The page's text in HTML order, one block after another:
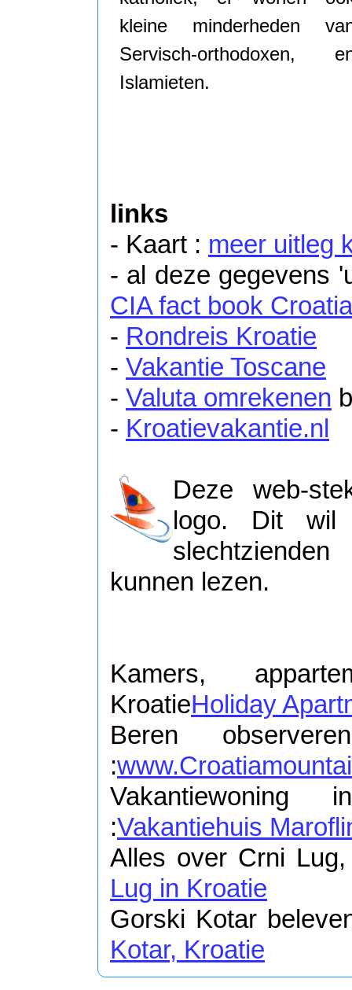
kleine minderheden
Servisch-orthodoxen,
Islamieten.
links
- Kaart : meer uitleg
- al deze gegevens
CIA fact book Croatia
- Rondreis Kroatie
- Vakantie Toscane
- Valuta omrekenen
- Kroatievakantie.nl
Deze web-
logo. Dit wil
kunnen lezen.
Kamers,
KroatieHoliday
Beren
:
:Vakantiehuis
Alles over Crni
Lug in Kroatie
Gorski Kotar
Kotar, Kroatie